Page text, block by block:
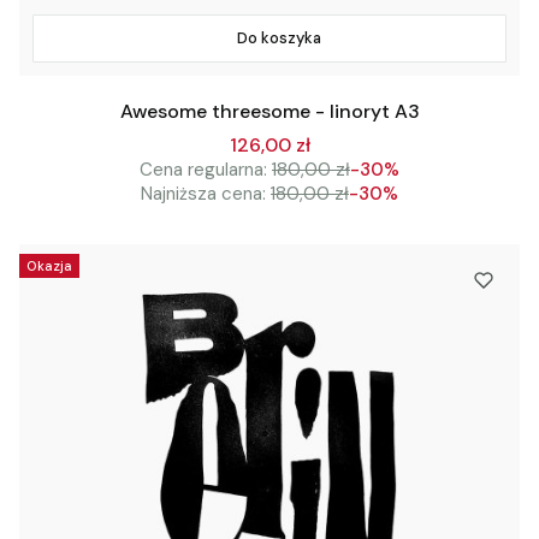
Do koszyka
Awesome threesome - linoryt A3
126,00 zł
Cena regularna: 180,00 zł-30%
Najniższa cena: 180,00 zł-30%
Okazja